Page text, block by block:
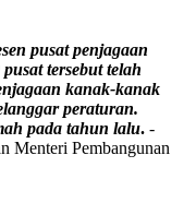
pusat penjagaan
tersebut telah
kanak-kanak
peraturan.
pada tahun lalu. -
Menteri Pembangunan